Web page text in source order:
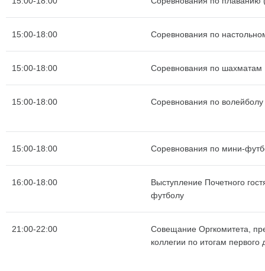
15:00-18:00 Соревнования по
15:00-18:00 Соревнования по шахматам
15:00-18:00 Соревнования по волейболу
15:00-18:00 Соревнования по мини-
16:00-18:00
Выступление Почетного
футболу
21:00-22:00
Совещание Оргкомитета,
коллегии по итогам первого